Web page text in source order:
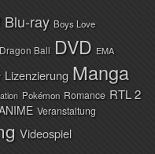
Blu-ray Boys Love
Dragon Ball DVD EMA
Lizenzierung Manga
Pokémon Romance RTL 2
Veranstaltung
Videospiel